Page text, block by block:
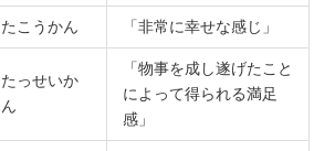
たこうかん 「非常に幸せな感じ」
たっせいか
ん
「物事を成し遂げたこと
によって得られる満足
感」